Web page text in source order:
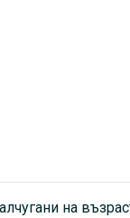
седалка
за на